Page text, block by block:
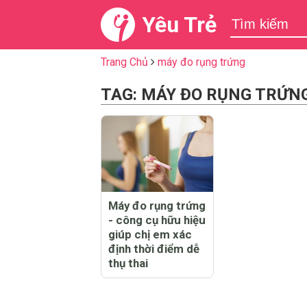
Yêu Trẻ
Trang Chủ máy đo rụng trứng
TAG: MÁY ĐO RỤNG
Máy đo rụng trứng
- công cụ hữu hiệu
giúp chị em xác
định thời điểm dễ
thụ thai